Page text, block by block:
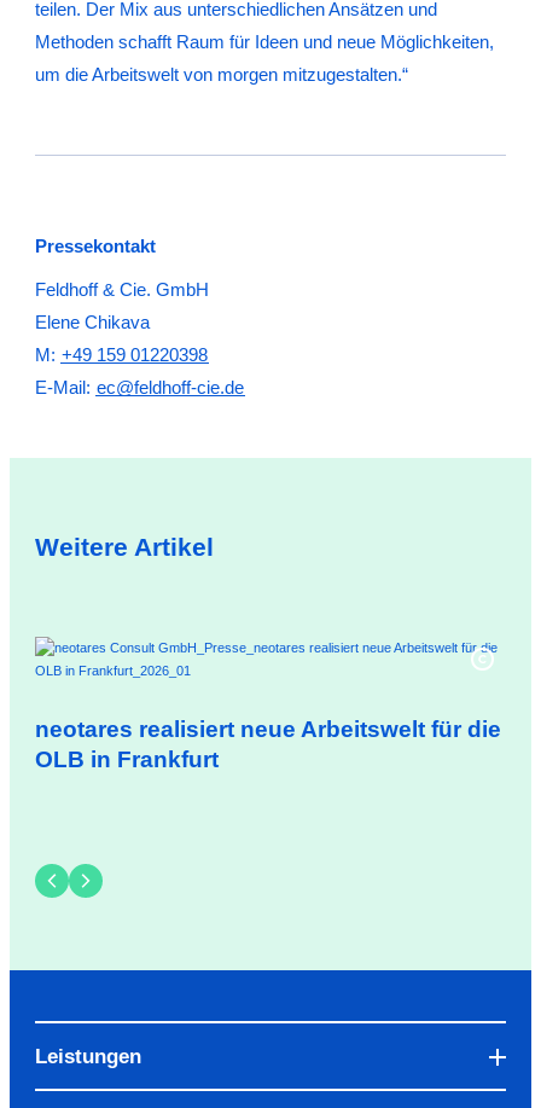
teilen. Der Mix aus unterschiedlichen Ansätzen und
Methoden schafft Raum für Ideen und neue Möglichkeiten,
um die Arbeitswelt von morgen mitzugestalten.“
Pressekontakt
Feldhoff & Cie. GmbH
Elene Chikava
M: +49 159 01220398
E-Mail: ec@feldhoff-cie.de
Weitere Artikel
neotares realisiert neue Arbeitswelt für die
OLB in Frankfurt
Leistungen